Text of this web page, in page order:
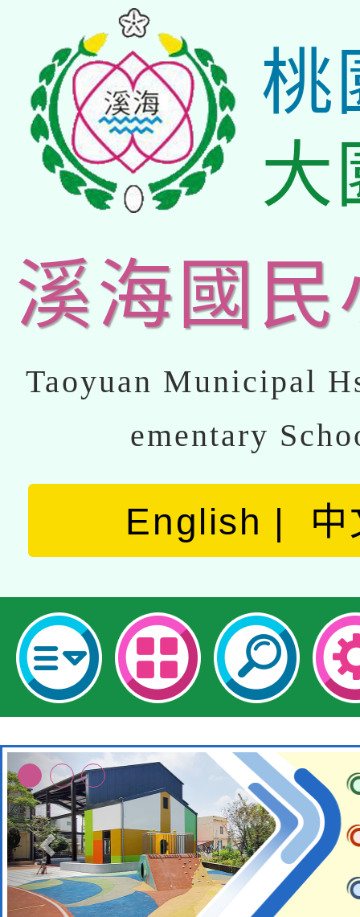
桃
大
溪海國民
Taoyuan Municipal
ementary
English 中